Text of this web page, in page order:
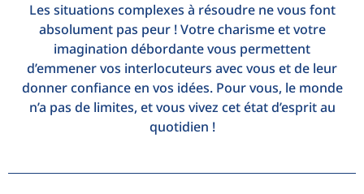
Les situations complexes à résoudre ne vous font
absolument pas peur ! Votre charisme et votre
imagination débordante vous permettent
d’emmener vos interlocuteurs avec vous et de leur
donner confiance en vos idées. Pour vous, le monde
n’a pas de limites, et vous vivez cet état d’esprit au
quotidien !